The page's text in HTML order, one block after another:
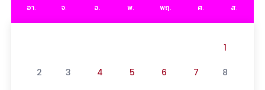
อา. จ. อ. พ. พฤ. ศ. ส.
1
2 3 4 5 6 7 8